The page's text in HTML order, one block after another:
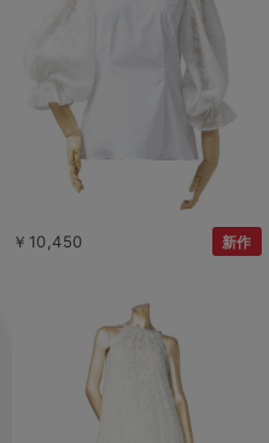
￥10,450 新作